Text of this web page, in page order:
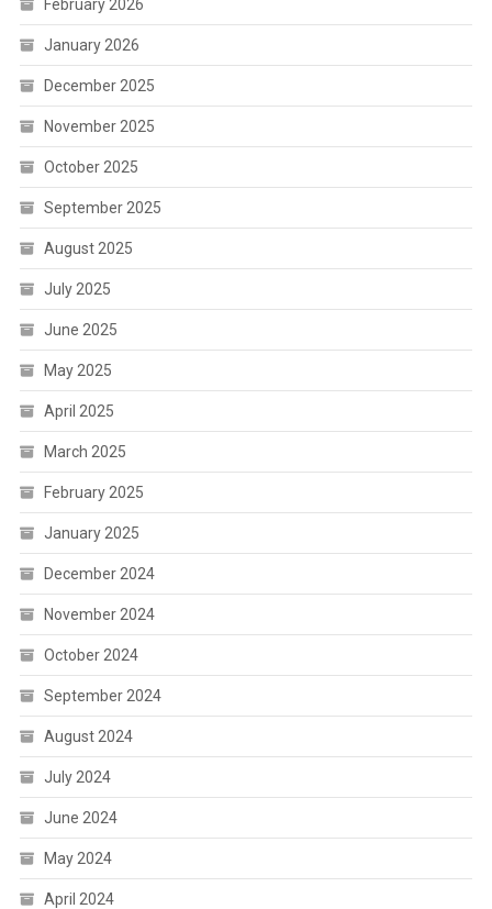
February 2026
January 2026
December 2025
November 2025
October 2025
September 2025
August 2025
July 2025
June 2025
May 2025
April 2025
March 2025
February 2025
January 2025
December 2024
November 2024
October 2024
September 2024
August 2024
July 2024
June 2024
May 2024
April 2024